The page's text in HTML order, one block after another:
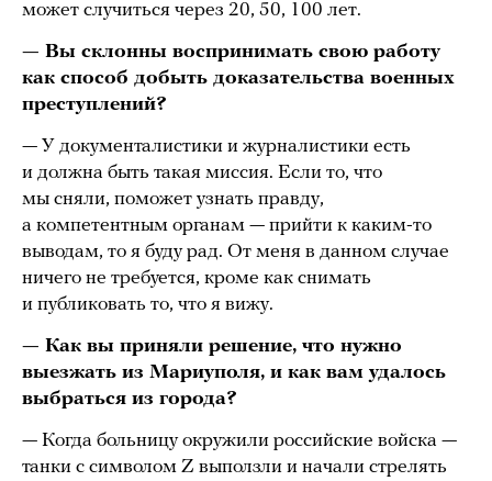
может случиться через 20, 50, 100 лет.
— Вы склонны воспринимать свою работу
как способ добыть доказательства военных
преступлений?
— У документалистики и журналистики есть
и должна быть такая миссия. Если то, что
мы сняли, поможет узнать правду,
а компетентным органам — прийти к каким-то
выводам, то я буду рад. От меня в данном случае
ничего не требуется, кроме как снимать
и публиковать то, что я вижу.
— Как вы приняли решение, что нужно
выезжать из Мариуполя, и как вам удалось
выбраться из города?
— Когда больницу окружили российские войска —
танки с символом Z выползли и начали стрелять